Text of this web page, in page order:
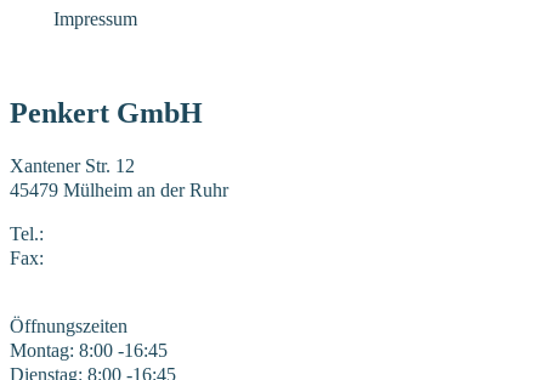
Impressum
Penkert GmbH
Xantener Str. 12
45479 Mülheim an der Ruhr
Tel.:
Fax:
Öffnungszeiten
Montag: 8:00 -16:45
Dienstag: 8:00 -16:45